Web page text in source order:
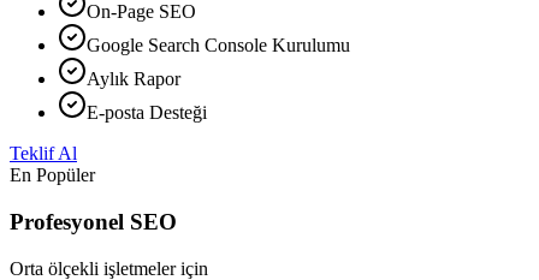
On-Page SEO
Google Search Console Kurulumu
Aylık Rapor
E-posta Desteği
Teklif Al
En Popüler
Profesyonel SEO
Orta ölçekli işletmeler için